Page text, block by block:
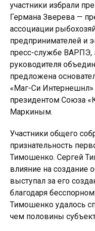
участники избрали
Германа Зверева —
ассоциации
предпринимателей и
пресс-службе ВАРПЭ,
руководителя
предложена
«Маг-Си
президентом Союза
Маркиным.
Участники общего
признательность
Тимошенко. Сергей
влияние на создание
выступал за его
благодаря
Тимошенко удалось
чем половины